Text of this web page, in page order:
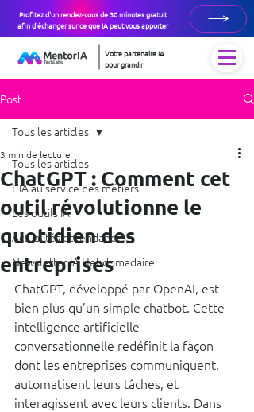
Profitez d'un rendez-vous de 30 minutes gratuit
afin d'échanger sur ce que IA peut vous apporter
Votre partenaire IA
pour grandir
Post
Tous les articles
L’IA au service des métiers
Les outils IA
Actualités et tendances
Newsletter IA Hebdomadaire
Tous les articles
ChatGPT : Comment cet
outil révolutionne le
quotidien des
entreprises
3 min de lecture
ChatGPT, développé par OpenAI, est
bien plus qu’un simple chatbot. Cette
intelligence artificielle
conversationnelle redéfinit la façon
dont les entreprises communiquent,
automatisent leurs tâches, et
interagissent avec leurs clients. Dans